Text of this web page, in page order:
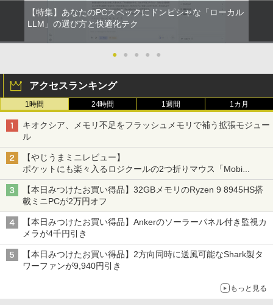
【特集】あなたのPCスペックにドンピシャな「ローカル
LLM」の選び方と快適化テク
● ● ● ● ●
アクセスランキング
1時間 24時間 1週間 1カ月
キオクシア、メモリ不足をフラッシュメモリで補う拡張モジュー
ル
【やじうまミニレビュー】
ポケットにも楽々入るロジクールの2つ折りマウス「Mobi
Fold」。その気になるギミックとは？
【本日みつけたお買い得品】32GBメモリのRyzen 9 8945HS搭
載ミニPCが2万円オフ
【本日みつけたお買い得品】Ankerのソーラーパネル付き監視カ
メラが4千円引き
【本日みつけたお買い得品】2方向同時に送風可能なShark製タ
ワーファンが9,940円引き
もっと見る